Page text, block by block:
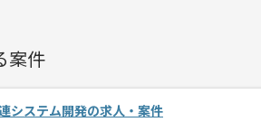
レバテックの実績がある企業でございま
案件
システム開発の求人・案件